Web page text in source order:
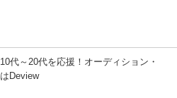
代～20代を応援！オーディション・
Deview